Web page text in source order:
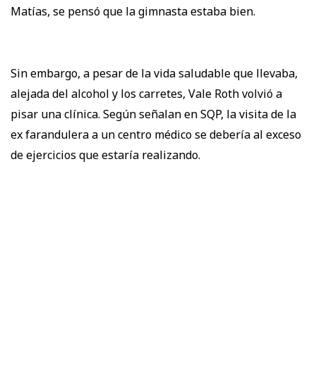
Matías, se pensó que la gimnasta estaba bien.
Sin embargo, a pesar de la vida saludable que llevaba,
alejada del alcohol y los carretes, Vale Roth volvió a
pisar una clínica. Según señalan en SQP, la visita de la
ex farandulera a un centro médico se debería al exceso
de ejercicios que estaría realizando.